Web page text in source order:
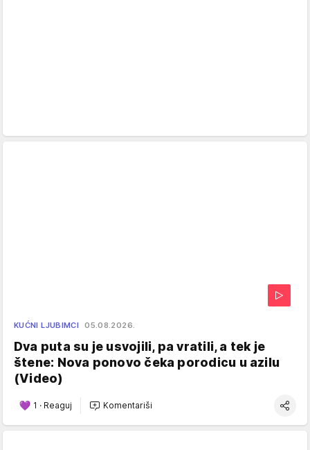
KUĆNI LJUBIMCI 05.08.2026.
Dva puta su je usvojili, pa vratili, a tek je
štene: Nova ponovo čeka porodicu u azilu
(Video)
1 · Reaguj Komentariši